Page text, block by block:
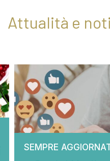
Attualità e
SEMPRE